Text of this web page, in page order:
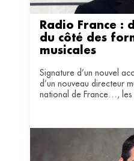
Radio France :
du côté des
musicales
Signature d’un nouvel
d’un nouveau directeur
national de France…, les